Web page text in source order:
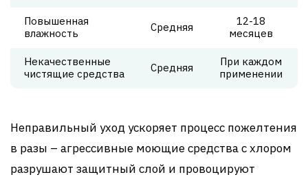
Повышенная
влажность
Средняя
12-18
месяцев
Некачественные
чистящие средства
Средняя
При каждом
применении
Неправильный уход ускоряет процесс пожелтения
в разы – агрессивные моющие средства с хлором
разрушают защитный слой и провоцируют